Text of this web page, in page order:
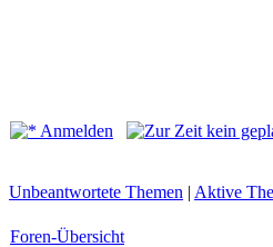
Anmelden
Unbeantwortete Themen | Aktive
Foren-Übersicht